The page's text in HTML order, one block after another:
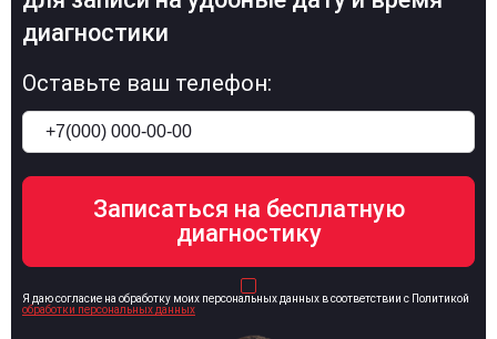
диагностики
Оставьте ваш телефон:
Я даю согласие на обработку моих персональных данных в соответствии с Политикой
обработки персональных данных